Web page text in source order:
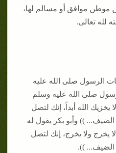
موطن موافق أو مسالم لها،
لله تعالى.
الرسول صلى الله عليه
صلى الله عليه وسلم
يخزيك الله أبداً، إنك لتصل
)) وأبو بكر يقول له
لا يخرج ولا يخرج، إنك لتصل
الضيف... )).